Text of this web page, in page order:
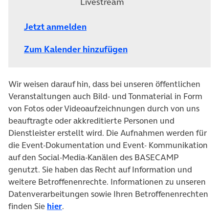
Jetzt anmelden
Zum Kalender hinzufügen
Wir weisen darauf hin, dass bei unseren öffentlichen
Veranstaltungen auch Bild- und Tonmaterial in Form
von Fotos oder Videoaufzeichnungen durch von uns
beauftragte oder akkreditierte Personen und
Dienstleister erstellt wird. Die Aufnahmen werden für
die Event-Dokumentation und Event- Kommunikation
auf den Social-Media-Kanälen des BASECAMP
genutzt. Sie haben das Recht auf Information und
weitere Betroffenenrechte. Informationen zu unseren
Datenverarbeitungen sowie Ihren Betroffenenrechten
finden Sie hier.